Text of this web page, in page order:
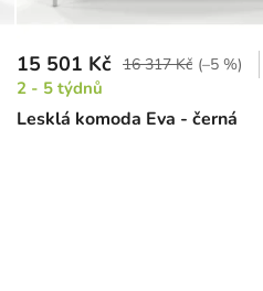
Lesklá komoda Eva - černá
15 501 Kč 16 317 Kč (–5 %)
2 - 5 týdnů